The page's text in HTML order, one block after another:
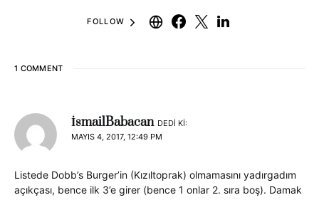
FOLLOW
1 COMMENT
İsmailBabacan DEDI KI:
MAYIS 4, 2017, 12:49 PM
Listede Dobb’s Burger’in (Kızıltoprak) olmamasını yadırgadım
açıkçası, bence ilk 3’e girer (bence 1 onlar 2. sıra boş). Damak